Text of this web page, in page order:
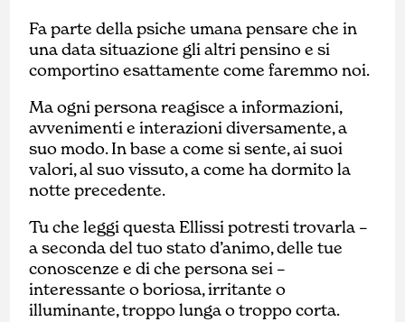
Fa parte della psiche umana pensare che in
una data situazione gli altri pensino e si
comportino esattamente come faremmo noi.
Ma ogni persona reagisce a informazioni,
avvenimenti e interazioni diversamente, a
suo modo. In base a come si sente, ai suoi
valori, al suo vissuto, a come ha dormito la
notte precedente.
Tu che leggi questa Ellissi potresti trovarla –
a seconda del tuo stato d’animo, delle tue
conoscenze e di che persona sei –
interessante o boriosa, irritante o
illuminante, troppo lunga o troppo corta.